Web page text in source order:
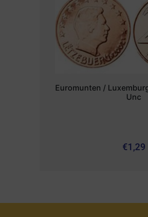
Euromunten /
Unc
€1,29